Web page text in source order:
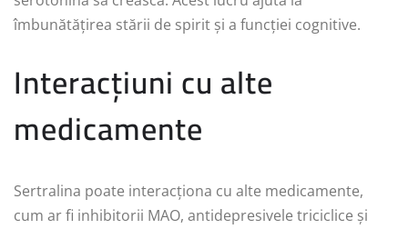
îmbunătățirea stării de spirit și a funcției cognitive.
Interacțiuni cu alte
medicamente
Sertralina poate interacționa cu alte medicamente,
cum ar fi inhibitorii MAO, antidepresivele triciclice și